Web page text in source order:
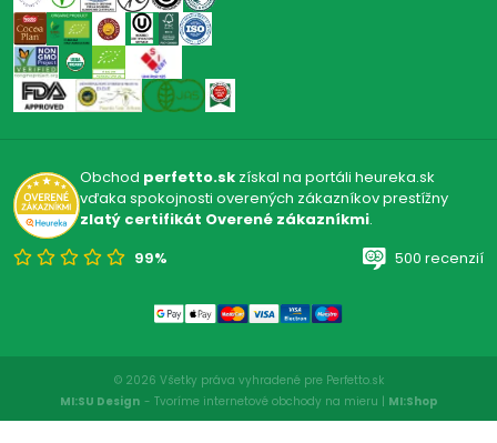
Obchod perfetto.skzískal na portáli heureka.sk
vďaka spokojnosti overených zákazníkov prestížny
zlatý certifikát Overené zákazníkmi.
99%
500 recenzií
© 2026 Všetky práva vyhradené pre Perfetto.sk
MI:SU Design - Tvoríme internetové obchody na mieru | MI:Shop